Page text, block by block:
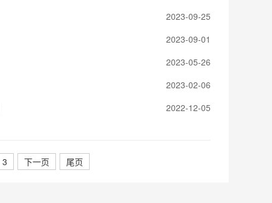
2023-09-25
2023-09-01
2023-05-26
2023-02-06
2022-12-05
3 下一页 尾页